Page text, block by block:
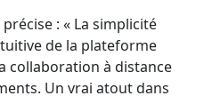
: « La simplicité
de la plateforme
collaboration à distance
Un vrai atout dans